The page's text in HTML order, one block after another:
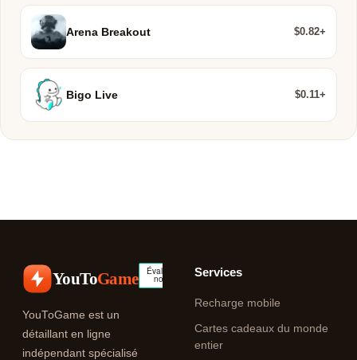
Arena Breakout $0.82+
Bigo Live $0.11+
YouToGame
YouToGame est un
détaillant en ligne
indépendant spécialisé
Services
Recharge mobile
Cartes cadeaux du monde
entier